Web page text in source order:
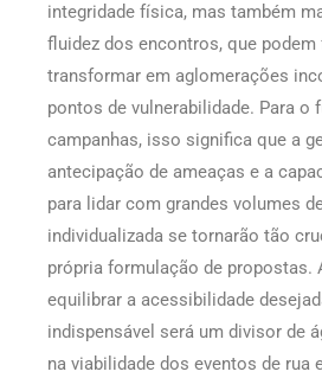
integridade física, mas também
fluidez dos encontros, que
transformar em aglomerações
pontos de vulnerabilidade. Para o
campanhas, isso significa que a
antecipação de ameaças e a
para lidar com grandes volumes
individualizada se tornarão tão
própria formulação de propostas.
equilibrar a acessibilidade
indispensável será um divisor de
na viabilidade dos eventos de rua